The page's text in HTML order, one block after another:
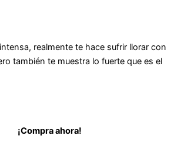
realmente te hace sufrir llorar con
también te muestra lo fuerte que es el
¡Compra ahora!